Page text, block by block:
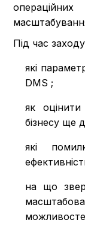
Під час
які
DMS ;
як оцінити
бізнесу ще
які
на що